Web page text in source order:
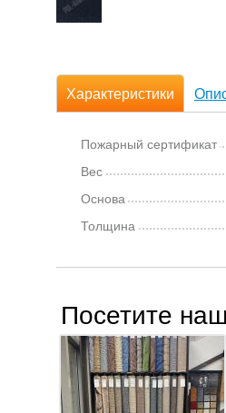
Характеристики
Пожарный сертификат
Вес
Основа
Толщина
Посетите